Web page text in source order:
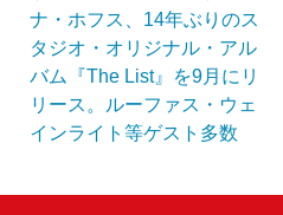
ナ・ホフス、14年ぶりのス
タジオ・オリジナル・アル
バム『The List』を9月にリ
リース。ルーファス・ウェ
インライト等ゲスト多数